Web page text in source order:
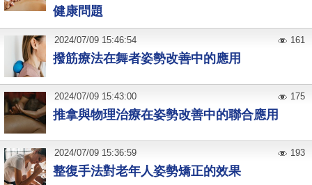
健康問題
撥筋療法在舞者姿勢改善中的應用
2024/07/09 15:46:54 161
推拿與物理治療在姿勢改善中的聯合應用
2024/07/09 15:43:00 175
整復手法對老年人姿勢矯正的效果
2024/07/09 15:36:59 193